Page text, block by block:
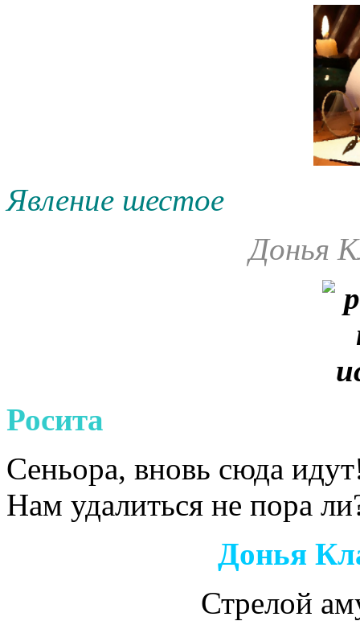
Явление шестое
Донья
Росита
Сеньора, вновь сюда
Нам удалиться не пора
Донья
Стрелой